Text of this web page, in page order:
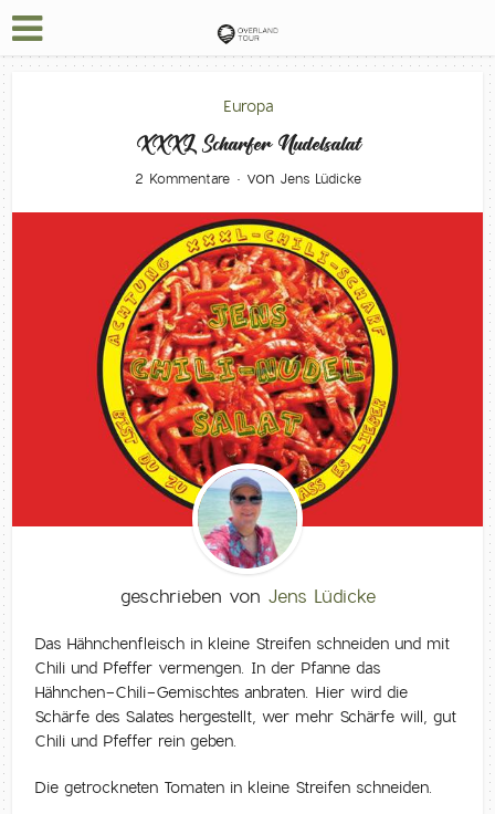
Europa
XXXL Scharfer Nudelsalat
2 Kommentare von Jens Lüdicke
geschrieben von Jens Lüdicke
Das Hähnchenfleisch in kleine Streifen schneiden und mit
Chili und Pfeffer vermengen. In der Pfanne das
Hähnchen-Chili-Gemischtes anbraten. Hier wird die
Schärfe des Salates hergestellt, wer mehr Schärfe will, gut
Chili und Pfeffer rein geben.
Die getrockneten Tomaten in kleine Streifen schneiden.